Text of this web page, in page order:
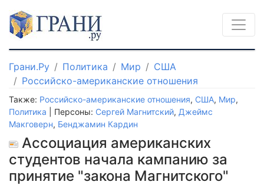
Грани.Ру Политика Мир
США
Российско-американские отношения
Также: Российско-американские отношения, США, Мир,
Политика | Персоны: Сергей Магнитский, Джеймс
Макговерн, Бенджамин Кардин
Ассоциация американских
студентов начала кампанию за
принятие "закона Магнитского"